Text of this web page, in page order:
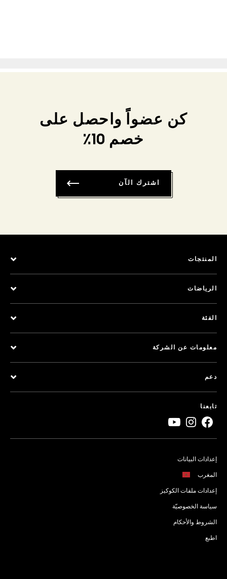
كن عضواً واحصل على
خصم 10٪
اشترك الآن
المنتجات
الرياضات
الفئة
معلومات عن الشركة
دعم
تابعنا
إعدادات البيانات
المغرب
إعدادات ملفات الكوكيز
سياسة الخصوصيّة
الشروط والأحكام
اطبع